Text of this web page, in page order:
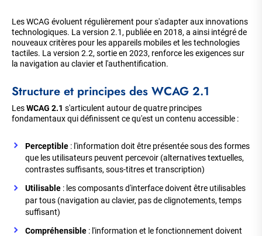
Les WCAG évoluent régulièrement pour s'adapter aux innovations
technologiques. La version 2.1, publiée en 2018, a ainsi intégré de
nouveaux critères pour les appareils mobiles et les technologies
tactiles. La version 2.2, sortie en 2023, renforce les exigences sur
la navigation au clavier et l'authentification.
Structure et principes des WCAG 2.1
LesWCAG 2.1 s'articulent autour de quatre principes
fondamentaux qui définissent ce qu'est un contenu accessible :
Perceptible : l'information doit être présentée sous des formes
que les utilisateurs peuvent percevoir (alternatives textuelles,
contrastes suffisants, sous-titres et transcription)
Utilisable : les composants d'interface doivent être utilisables
par tous (navigation au clavier, pas de clignotements, temps
suffisant)
Compréhensible : l'information et le fonctionnement doivent